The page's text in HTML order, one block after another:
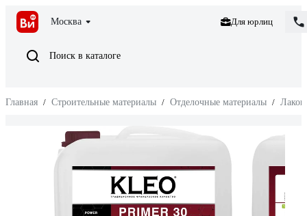
Москва Для юрлиц
Поиск в каталоге
Главная / Строительные материалы / Отделочные материалы /